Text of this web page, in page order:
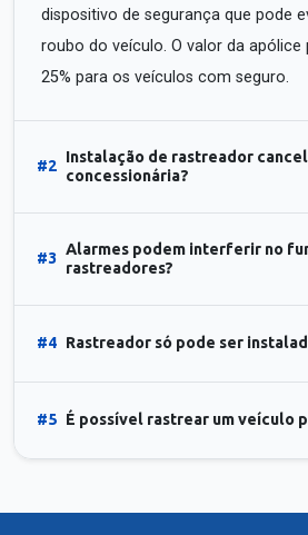
dispositivo de segurança que pode
roubo do veículo. O valor da
25% para os veículos com seguro.
#2
Instalação de rastreador
concessionária?
#3
Alarmes podem interferir no
rastreadores?
#4 Rastreador só pode ser
#5 É possível rastrear um veículo